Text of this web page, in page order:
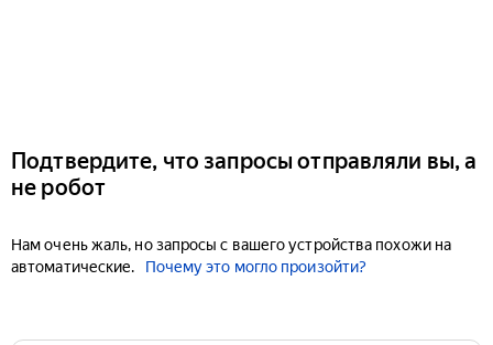
Подтвердите, что запросы отправляли вы, а
не робот
Нам очень жаль, но запросы с вашего устройства похожи на
автоматические.
Почему это могло произойти?